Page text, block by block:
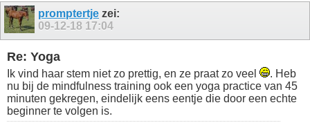
promptertje zei:
09-12-18 17:04
Re: Yoga
Ik vind haar stem niet zo prettig, en ze praat zo veel
. Heb
nu bij de mindfulness training ook een yoga practice van 45
minuten gekregen, eindelijk eens eentje die door een echte
beginner te volgen is.